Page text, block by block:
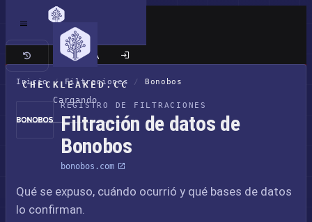
CHECKLEAKED.CC
Cargando
Sitio clásico
Inicio / Filtraciones / Bonobos
REGISTRO DE FILTRACIONES
Filtración de datos de
Bonobos
bonobos.com
Qué se expuso, cuándo ocurrió y qué bases de datos
lo confirman.